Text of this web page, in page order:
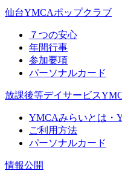
仙台YMCAポップクラブ
７つの安心
年間行事
参加要項
パーソナルカード
放課後等デイサービス
YMCAみらいとは・
ご利用方法
パーソナルカード
情報公開